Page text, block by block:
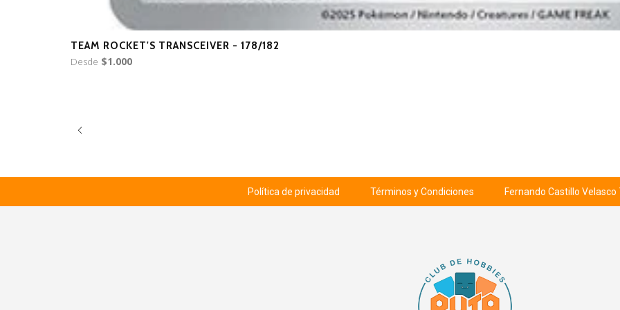
TEAM ROCKET'S TRANSCEIVER - 178/182
Desde $1.000
Política de privacidad Términos y Condiciones Fernando Castillo Velasco